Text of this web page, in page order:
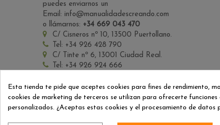
puedes enviarnos un
Email: info@manualidadescreando.com
o llámarnos: +34 669 043 470
C/ Cisneros nº 10, 13500 Puertollano.
Tel: +34 926 428 790
C/ Tinte nº 6, 13001 Ciudad Real.
Tel: +34 926 924 666
SÍGANOS
Esta tienda te pide que aceptes cookies para fines de rendimiento,
cookies de marketing de terceros se utilizan para ofrecerte funciones
personalizados. ¿Aceptas estas cookies y el procesamiento de datos